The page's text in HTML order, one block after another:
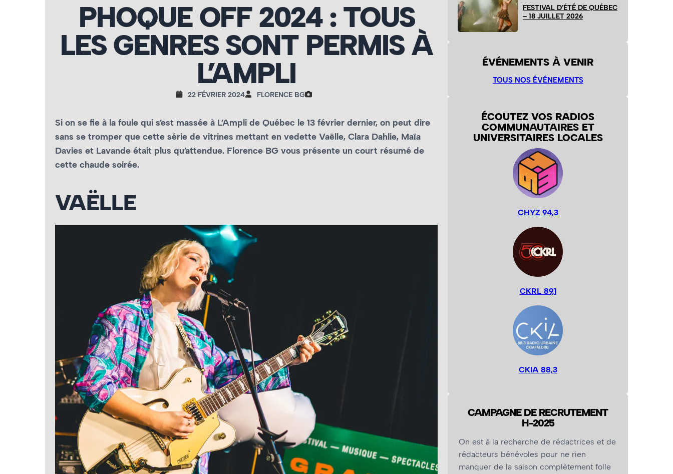
PHOQUE OFF 2024 : TOUS
LES GENRES SONT PERMIS À
L’AMPLI
22 FÉVRIER 2024 FLORENCE BG
Si on se fie à la foule qui s’est massée à L’Ampli de Québec le 13 février dernier, on peut dire
sans se tromper que cette série de vitrines mettant en vedette Vaëlle, Clara Dahlie, Maïa
Davies et Lavande était plus qu’attendue. Florence BG vous présente un court résumé de
cette chaude soirée.
VAËLLE
FESTIVAL D’ÉTÉ DE QUÉBEC
– 18 JUILLET 2026
ÉVÉNEMENTS À VENIR
TOUS NOS ÉVÉNEMENTS
ÉCOUTEZ VOS RADIOS
COMMUNAUTAIRES ET
UNIVERSITAIRES LOCALES
CHYZ 94,3
CKRL 89,1
CKIA 88,3
CAMPAGNE DE RECRUTEMENT
H-2025
On est à la recherche de rédactrices et de
rédacteurs bénévoles pour ne rien
manquer de la saison complètement folle